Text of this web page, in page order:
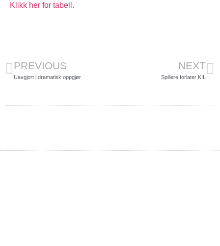
Klikk her for tabell.
PREVIOUS
Uavgjort i dramatisk oppgjør
NEXT
Spillere forlater KIL